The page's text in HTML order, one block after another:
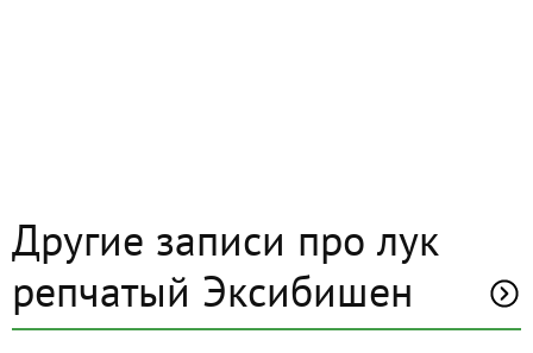
Другие записи про лук
репчатый Эксибишен